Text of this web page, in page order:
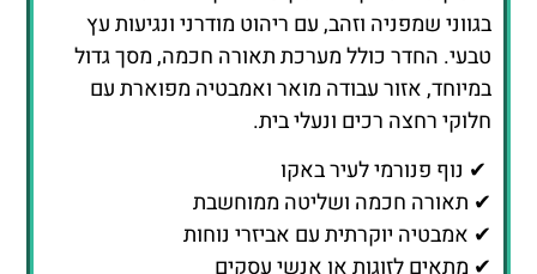
בגווני שמפניה וזהב, עם ריהוט מודרני ונגיעות עץ
טבעי. החדר כולל מערכת תאורה חכמה, מסך גדול
במיוחד, אזור עבודה מואר ואמבטיה מפוארת עם
חלוקי רחצה רכים ונעלי בית.
✔ נוף פנורמי לעיר באקו
✔ תאורה חכמה ושליטה ממוחשבת
✔ אמבטיה יוקרתית עם אביזרי נוחות
✔ מתאים לזוגות או אנשי עסקים